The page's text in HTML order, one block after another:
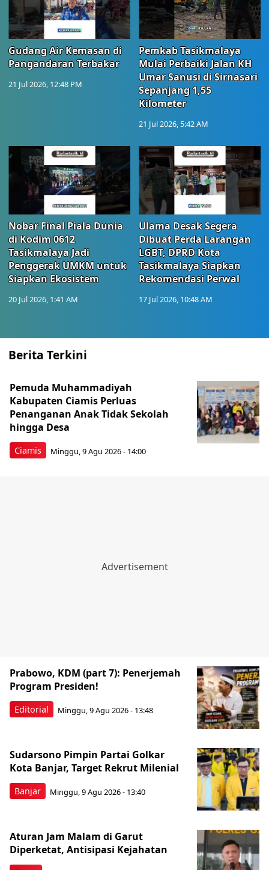
Gudang Air Kemasan di
Pangandaran Terbakar
21 Jul 2026, 12:48 PM
Pemkab Tasikmalaya
Mulai Perbaiki Jalan KH
Umar Sanusi di Sirnasari
Sepanjang 1,55
Kilometer
21 Jul 2026, 5:42 AM
Nobar Final Piala Dunia
di Kodim 0612
Tasikmalaya Jadi
Penggerak UMKM untuk
Siapkan Ekosistem
20 Jul 2026, 1:41 AM
Ulama Desak Segera
Dibuat Perda Larangan
LGBT, DPRD Kota
Tasikmalaya Siapkan
Rekomendasi Perwal
17 Jul 2026, 10:48 AM
Berita Terkini
Ciamis
Pemuda Muhammadiyah
Kabupaten Ciamis Perluas
Penanganan Anak Tidak Sekolah
hingga Desa
Minggu, 9 Agu 2026 - 14:00
Editorial
Prabowo, KDM (part 7): Penerjemah
Program Presiden!
Minggu, 9 Agu 2026 - 13:48
Banjar
Sudarsono Pimpin Partai Golkar
Kota Banjar, Target Rekrut Milenial
Minggu, 9 Agu 2026 - 13:40
Aturan Jam Malam di Garut
Diperketat, Antisipasi Kejahatan